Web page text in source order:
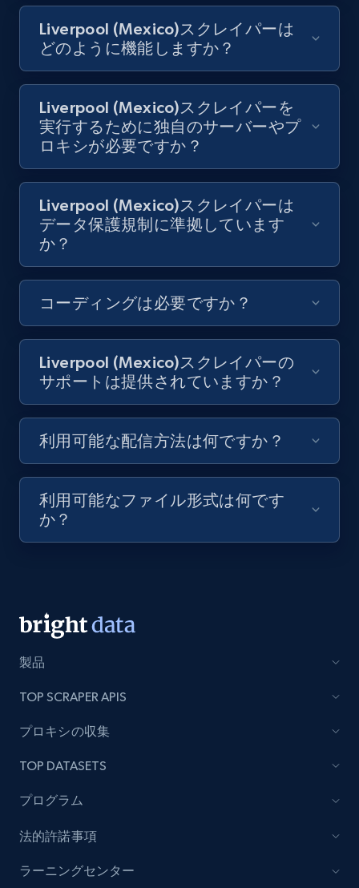
posts by hashtags
URL, Title, Youtuber, Youtuber md5, Video url,
Video length, Likes, Views, and more.
Youtube - Videos posts - Discovery records
URL, Title, Youtuber, Youtuber md5, Video url,
Video length, Likes, Views, and more.
8.1K+ 714+ 無料トライアル
Youtube - Videos posts - Discovery videos
by podcast url
URL, Title, Youtuber, Youtuber md5, Video url,
Video length, Likes, Views, and more.
8.1K+ 714+ 無料トライアル
Amazon Reviews
TikTok - Posts
count, Share count, Collect count, Comment
6.7K+
Liverpool (Mexico)スクレイパーは
どのように機能しますか？
Liverpool (Mexico)スクレイパーを
実行するために独自のサーバーやプ
ロキシが必要ですか？
Liverpool (Mexico)スクレイパーは
データ保護規制に準拠しています
か？
コーディングは必要ですか？
Liverpool (Mexico)スクレイパーの
サポートは提供されていますか？
利用可能な配信方法は何ですか？
利用可能なファイル形式は何です
か？
製品
TOP SCRAPER APIS
プロキシの収集
TOP DATASETS
プログラム
法的許諾事項
ラーニングセンター